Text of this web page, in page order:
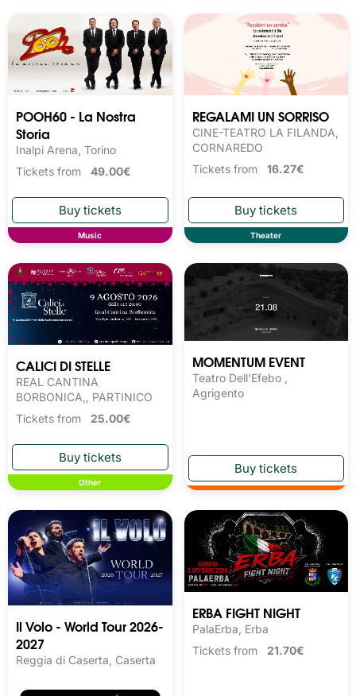
POOH60 - La Nostra
Storia
Inalpi Arena, Torino
Tickets from 49.00€
Music
REGALAMI UN SORRISO
CINE-TEATRO LA FILANDA,
CORNAREDO
Tickets from 16.27€
Theater
CALICI DI STELLE
REAL CANTINA
BORBONICA,, PARTINICO
Tickets from 25.00€
Other
MOMENTUM EVENT
Teatro Dell'Efebo ,
Agrigento
Il Volo - World Tour 2026-
2027
Reggia di Caserta, Caserta
ERBA FIGHT NIGHT
PalaErba, Erba
Tickets from 21.70€